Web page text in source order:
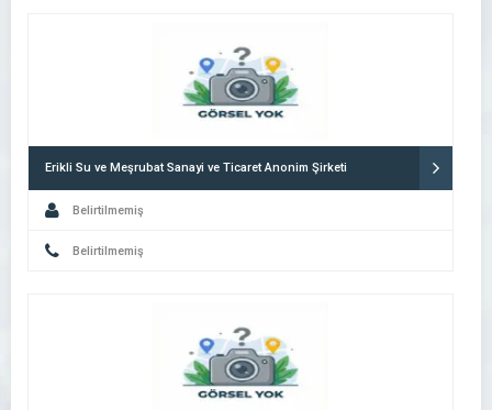
Erikli Su ve Meşrubat Sanayi ve Ticaret Anonim Şirketi
Belirtilmemiş
Belirtilmemiş